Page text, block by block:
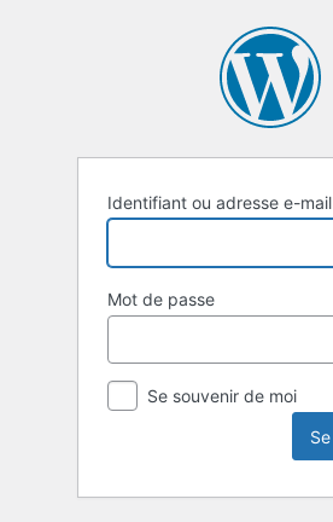
Identifiant ou adresse e-mail
Mot de passe
Se souvenir de moi